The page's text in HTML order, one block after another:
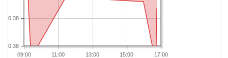
09:00 11:00 13:00 15:00 17:00
0.38
0.38